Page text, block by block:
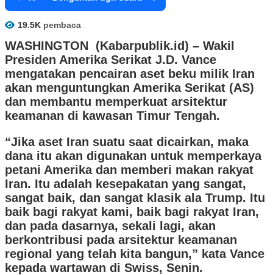
19.5K pembaca
WASHINGTON (Kabarpublik.id) – Wakil
Presiden Amerika Serikat J.D. Vance
mengatakan pencairan aset beku milik Iran
akan menguntungkan Amerika Serikat (AS)
dan membantu memperkuat arsitektur
keamanan di kawasan Timur Tengah.
“Jika aset Iran suatu saat dicairkan, maka
dana itu akan digunakan untuk memperkaya
petani Amerika dan memberi makan rakyat
Iran. Itu adalah kesepakatan yang sangat,
sangat baik, dan sangat klasik ala Trump. Itu
baik bagi rakyat kami, baik bagi rakyat Iran,
dan pada dasarnya, sekali lagi, akan
berkontribusi pada arsitektur keamanan
regional yang telah kita bangun,” kata Vance
kepada wartawan di Swiss, Senin.